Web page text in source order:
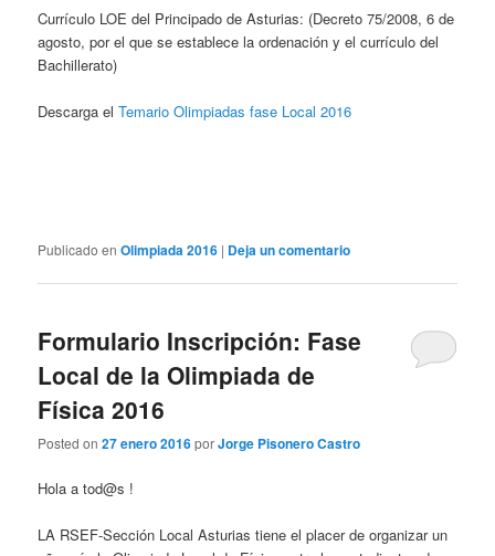
Currículo LOE del Principado de Asturias: (Decreto 75/2008, 6 de
agosto, por el que se establece la ordenación y el currículo del
Bachillerato)
Descarga elTemario Olimpiadas fase Local 2016
Publicado en Olimpiada 2016 | Deja un comentario
Formulario Inscripción: Fase
Local de la Olimpiada de
Física 2016
Posted on27 enero 2016porJorge Pisonero Castro
Hola a tod@s !
LA RSEF-Sección Local Asturias tiene el placer de organizar un